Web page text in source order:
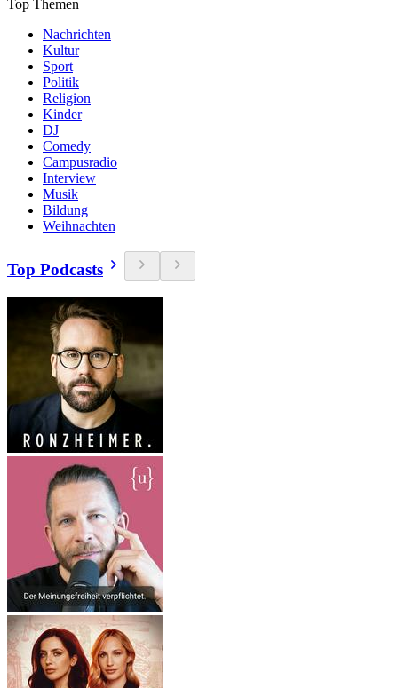
Top Themen
Nachrichten
Kultur
Sport
Politik
Religion
Kinder
DJ
Comedy
Campusradio
Interview
Musik
Bildung
Weihnachten
Top Podcasts